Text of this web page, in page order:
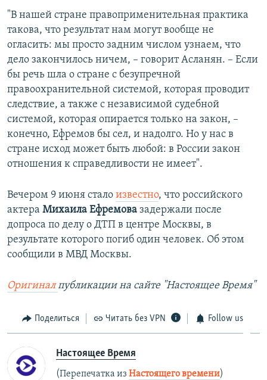
"В нашей стране правоприменительная практика
такова, что результат нам могут вообще не
огласить: мы просто задним числом узнаем, что
дело закончилось ничем, – говорит Асланян. – Если
бы речь шла о стране с безупречной
правоохранительной системой, которая проводит
следствие, а также с независимой судебной
системой, которая опирается только на закон, –
конечно, Ефремов бы сел, и надолго. Но у нас в
стране исход может быть любой: в России закон
отношения к справедливости не имеет".
Вечером 9 июня стало известно, что российского
актера Михаила Ефремова задержали после
допроса по делу о ДТП в центре Москвы, в
результате которого погиб один человек. Об этом
сообщили в МВД Москвы.
Оригиналпубликации на сайте "Настоящее Время"
Поделиться Читать без VPN Follow us
Настоящее Время
(Перепечатка из Настоящего времени)